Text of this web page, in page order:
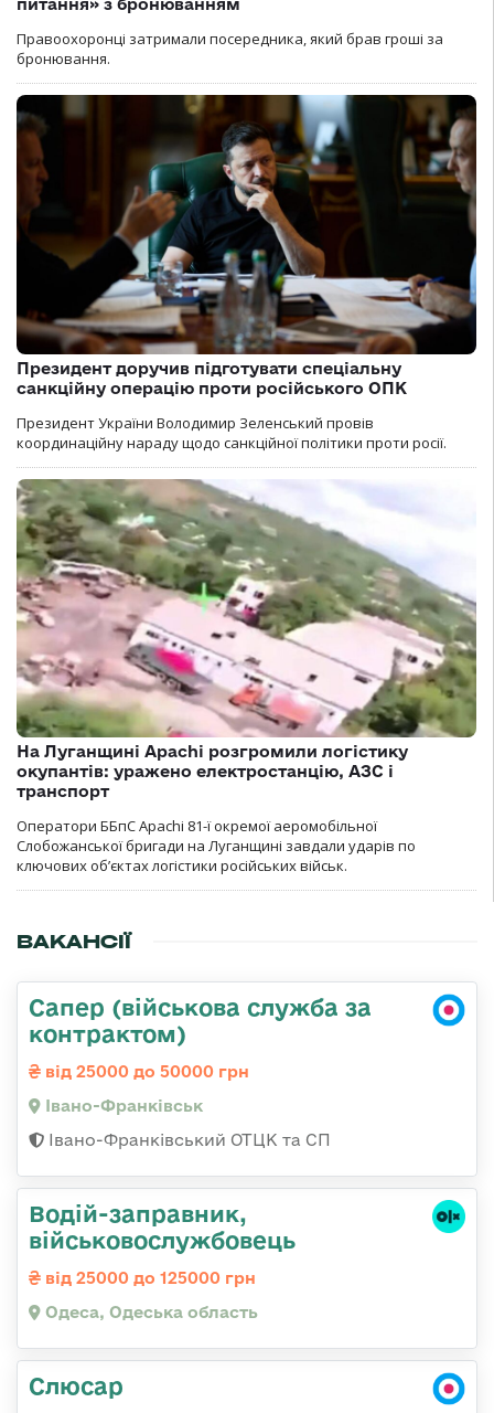
питання» з бронюванням
Правоохоронці затримали посередника, який брав гроші за
бронювання.
Президент доручив підготувати спеціальну
санкційну операцію проти російського ОПК
Президент України Володимир Зеленський провів
координаційну нараду щодо санкційної політики проти росії.
На Луганщині Apachi розгромили логістику
окупантів: уражено електростанцію, АЗС і
транспорт
Оператори ББпС Apachi 81-ї окремої аеромобільної
Слобожанської бригади на Луганщині завдали ударів по
ключових об’єктах логістики російських військ.
ВАКАНСІЇ
Сапер (військова служба за
контрактом)
від 25000 до 50000 грн
Івано-Франківськ
Івано-Франківський ОТЦК та СП
Водій-заправник,
військовослужбовець
від 25000 до 125000 грн
Одеса, Одеська область
Слюсар